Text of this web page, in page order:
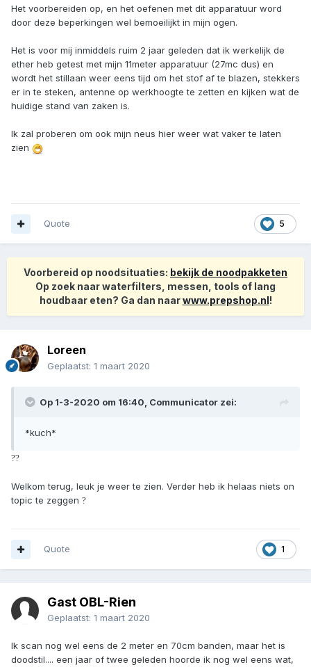
Het voorbereiden op, en het oefenen met dit apparatuur word
door deze beperkingen wel bemoeilijkt in mijn ogen.
Het is voor mij inmiddels ruim 2 jaar geleden dat ik werkelijk de
ether heb getest met mijn 11meter apparatuur (27mc dus) en
wordt het stillaan weer eens tijd om het stof af te blazen, stekkers
er in te steken, antenne op werkhoogte te zetten en kijken wat de
huidige stand van zaken is.
Ik zal proberen om ook mijn neus hier weer wat vaker te laten
zien
5
Quote
Voorbereid op noodsituaties: bekijk de noodpakketen
Op zoek naar waterfilters, messen, tools of lang
houdbaar eten? Ga dan naarwww.prepshop.nl!
Loreen
Geplaatst: 1 maart 2020
Op 1-3-2020 om 16:40, Communicator zei:
*kuch*
??
Welkom terug, leuk je weer te zien. Verder heb ik helaas niets on
topic te zeggen ?
1
Quote
Gast OBL-Rien
Geplaatst: 1 maart 2020
Ik scan nog wel eens de 2 meter en 70cm banden, maar het is
doodstil.... een jaar of twee geleden hoorde ik nog wel eens wat,